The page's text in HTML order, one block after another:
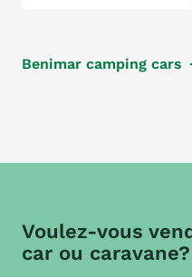
Benimar camping cars
Voulez-vous
car ou caravane?